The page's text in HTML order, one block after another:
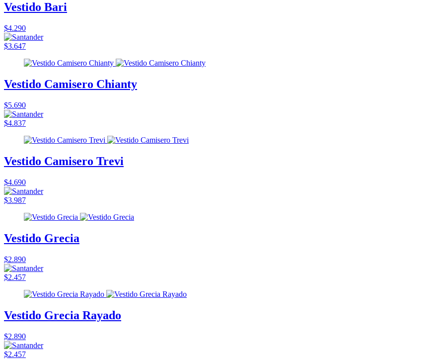
Vestido Bari
$4.290
$3.647
Vestido Camisero Chianty
$5.690
$4.837
Vestido Camisero Trevi
$4.690
$3.987
Vestido Grecia
$2.890
$2.457
Vestido Grecia Rayado
$2.890
$2.457